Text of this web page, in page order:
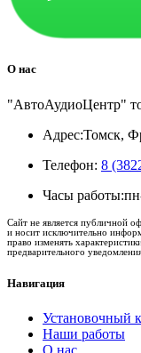
О нас
"АвтоАудиоЦентр"
Адрес:Томск,
Телефон: 8
Часы работы:
Сайт не является публичной
и носит исключительно
право изменять
предварительного
Навигация
Установочный
Наши работы
О нас